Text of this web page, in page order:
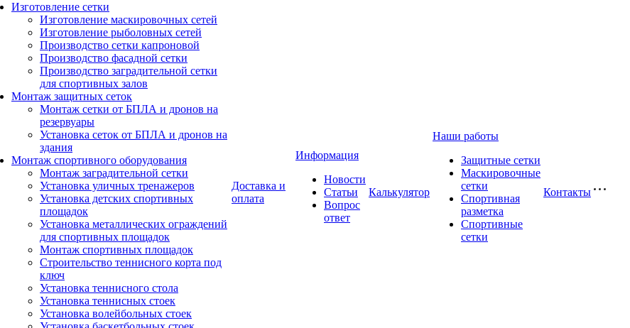
Изготовление сетки
Изготовление маскировочных сетей
Изготовление рыболовных сетей
Производство сетки капроновой
Производство фасадной сетки
Производство заградительной сетки
для спортивных залов
Монтаж защитных сеток
Монтаж сетки от БПЛА и дронов на
резервуары
Установка сеток от БПЛА и дронов на
здания
Монтаж спортивного оборудования
Монтаж заградительной сетки
Установка уличных тренажеров
Установка детских спортивных
площадок
Установка металлических ограждений
для спортивных площадок
Монтаж спортивных площадок
Строительство теннисного корта под
ключ
Установка теннисного стола
Установка теннисных стоек
Установка волейбольных стоек
Доставка и
оплата
Информация
Новости
Статьи
Вопрос
ответ
Калькулятор
Наши работы
Защитные сетки
Маскировочные
сетки
Спортивная
разметка
Спортивные
сетки
Контакты